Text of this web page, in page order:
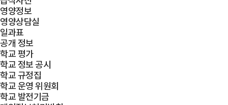
영양정보
영양상담실
일과표
공개 정보
학교 평가
학교 정보 공시
학교 규정집
학교 운영 위원회
학교 발전기금